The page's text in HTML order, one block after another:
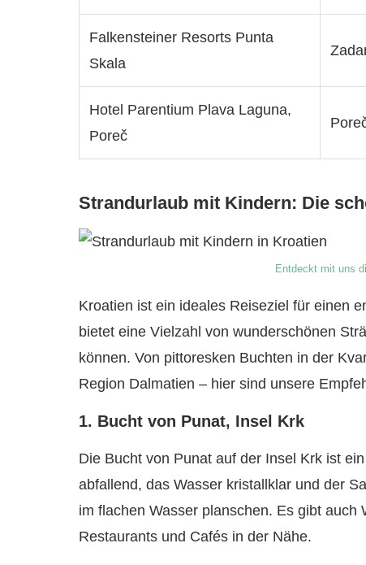
Falkensteiner Resorts Punta
Skala
Hotel Parentium Plava Laguna,
Poreč
Strandurlaub mit Kindern: Die
Entdeckt mit uns
Kroatien ist ein ideales Reiseziel für einen
bietet eine Vielzahl von wunderschönen
können. Von pittoresken Buchten in der
Region Dalmatien – hier sind unsere
1. Bucht von Punat, Insel Krk
Die Bucht von Punat auf der Insel Krk ist
abfallend, das Wasser kristallklar und der
im flachen Wasser planschen. Es gibt
Restaurants und Cafés in der Nähe.